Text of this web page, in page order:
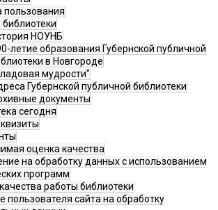
пользования
библиотеки
НОУНБ
летие образования Губернской публичной
в Новгороде
мудрости"
Губернской публичной библиотеки
документы
сегодня
оценка качества
на обработку данных с использованием
программ
работы библиотеки
пользователя сайта на обработку